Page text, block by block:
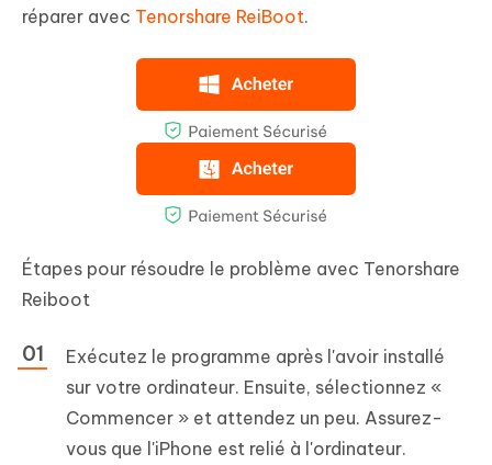
réparer avec Tenorshare ReiBoot.
Étapes pour résoudre le problème avec Tenorshare
Reiboot
Exécutez le programme après l'avoir installé
sur votre ordinateur. Ensuite, sélectionnez «
Commencer » et attendez un peu. Assurez-
vous que l'iPhone est relié à l'ordinateur.